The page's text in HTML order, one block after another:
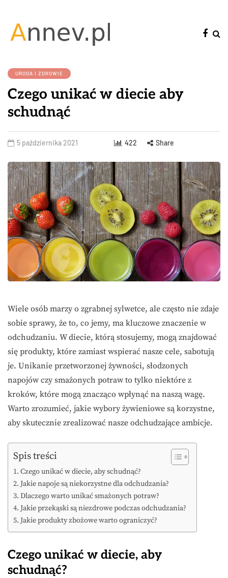
URODA I ZDROWIE
Czego unikać w diecie aby
schudnąć
5 października 2021 422 Share
Wiele osób marzy o zgrabnej sylwetce, ale często nie zdaje
sobie sprawy, że to, co jemy, ma kluczowe znaczenie w
odchudzaniu. W diecie, którą stosujemy, mogą znajdować
się produkty, które zamiast wspierać nasze cele, sabotują
je. Unikanie przetworzonej żywności, słodzonych
napojów czy smażonych potraw to tylko niektóre z
kroków, które mogą znacząco wpłynąć na naszą wagę.
Warto zrozumieć, jakie wybory żywieniowe są korzystne,
aby skutecznie zrealizować nasze odchudzające ambicje.
Spis treści
Czego unikać w diecie, aby schudnąć?
Jakie napoje są niekorzystne dla odchudzania?
Dlaczego warto unikać smażonych potraw?
Jakie przekąski są niezdrowe podczas odchudzania?
Jakie produkty zbożowe warto ograniczyć?
Czego unikać w diecie, aby
schudnąć?